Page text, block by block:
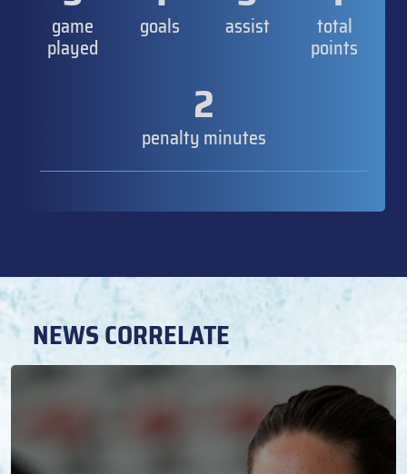
game
played
goals assist total
points
2
penalty minutes
NEWS CORRELATE